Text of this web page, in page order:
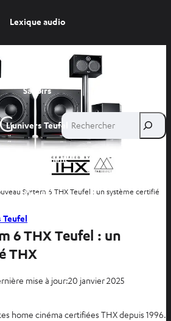
Lexique audio
Savoirs
L’univers Teufel
Divertissement
Site FR
Rechercher
System 6 THX Teufel : un système certifié
Teufel
6 THX Teufel : un
THX
mise à jour:20 janvier 2025
home cinéma certifiées THX depuis